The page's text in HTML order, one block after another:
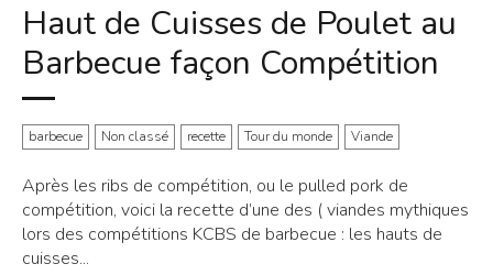
Haut de Cuisses de Poulet au
Barbecue façon Compétition
barbecue Non classé recette Tour du monde Viande
Après les ribs de compétition, ou le pulled pork de
compétition, voici la recette d’une des ( viandes mythiques
lors des compétitions KCBS de barbecue : les hauts de
cuisses...